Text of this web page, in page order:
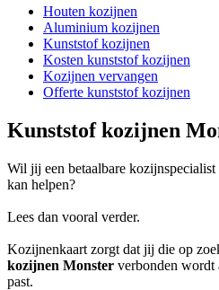
Houten kozijnen
Aluminium kozijnen
Kunststof kozijnen
Kosten kunststof kozijnen
Kozijnen vervangen
Offerte kunststof kozijnen
Kunststof kozijnen
Wil jij een betaalbare
kan helpen?
Lees dan vooral verder.
Kozijnenkaart zorgt dat jij die op
kozijnen Monster verbonden wordt
past.